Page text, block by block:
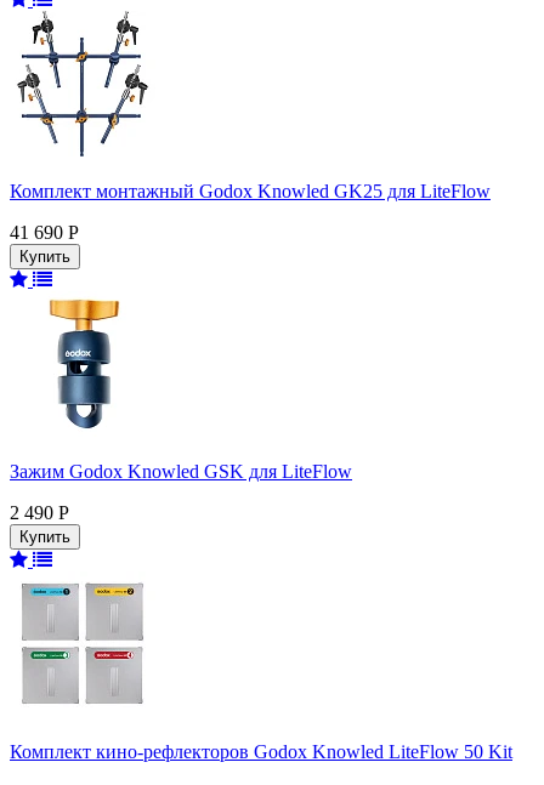
Комплект монтажный Godox Knowled GK25 для LiteFlow
41 690 Р
Зажим Godox Knowled GSK для LiteFlow
2 490 Р
Комплект кино-рефлекторов Godox Knowled LiteFlow 50 Kit